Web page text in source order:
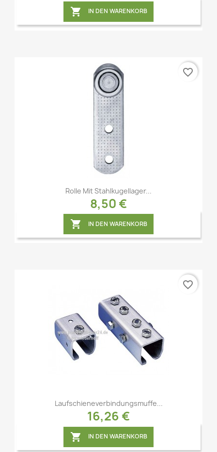
Vorschau
 IN DEN WARENKORB
Vorschau
Rolle Mit Stahlkugellager...
8,50 €
 IN DEN WARENKORB
favorite_border
Vorschau
Laufschieneverbindungsmuffe...
16,26 €
 IN DEN WARENKORB
favorite_border